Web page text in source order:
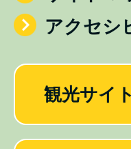
アクセシ
観光サイト